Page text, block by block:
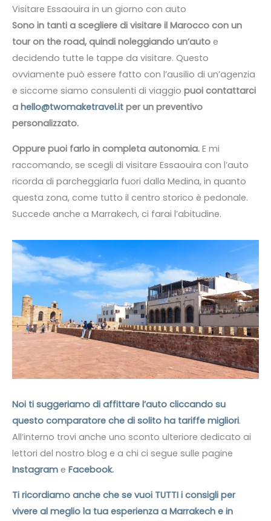
Visitare Essaouira in un giorno con auto
Sono in tanti a scegliere di visitare il Marocco con un
tour on the road, quindi noleggiando un’auto e
decidendo tutte le tappe da visitare. Questo
ovviamente può essere fatto con l’ausilio di un’agenzia
e siccome siamo consulenti di viaggio puoi contattarci
a hello@twomaketravel.it per un preventivo
personalizzato.
Oppure puoi farlo in completa autonomia. E mi
raccomando, se scegli di visitare Essaouira con l’auto
ricorda di parcheggiarla fuori dalla Medina, in quanto
questa zona, come tutto il centro storico è pedonale.
Succede anche a Marrakech, ci farai l’abitudine.
Noi ti suggeriamo di affittare l’auto cliccando su
questo comparatore che di solito ha tariffe migliori.
All’interno trovi anche uno sconto ulteriore dedicato ai
lettori del nostro blog e a chi ci segue sulle pagine
Instagram e Facebook.
Ti ricordiamo anche che se vuoi TUTTI i consigli per
vivere al meglio la tua esperienza a Marrakech e in